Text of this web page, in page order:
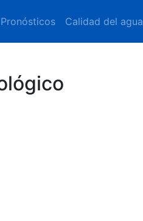
Pronósticos Calidad del agua